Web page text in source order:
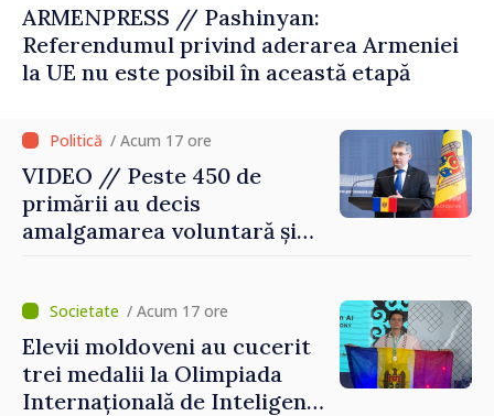
ARMENPRESS // Pashinyan:
Referendumul privind aderarea Armeniei
la UE nu este posibil în această etapă
/ Acum 17 ore
VIDEO // Peste 450 de
primării au decis
amalgamarea voluntară și
Grosu: „Este important să
depășim blocajele și să dăm o
șansă localităților să se
dezvolte”
/ Acum 17 ore
Elevii moldoveni au cucerit
trei medalii la Olimpiada
Internațională de Inteligență